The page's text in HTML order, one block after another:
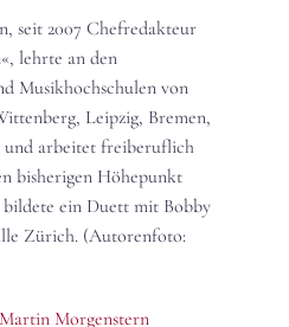
seit 2007 Chefredakteur
lehrte an den
Musikhochschulen von
Leipzig, Bremen,
arbeitet freiberuflich
bisherigen Höhepunkt
ein Duett mit Bobby
Zürich. (Autorenfoto:
Morgenstern